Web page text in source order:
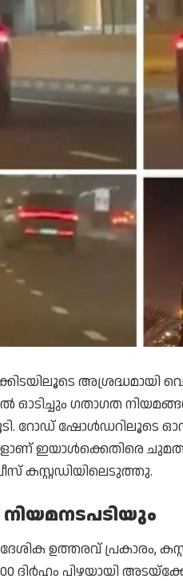
അശ്രദ്ധമായി
ഓടിച്ചും ഗതാഗത
റോഡ് ഷോൾഡറിലൂടെ
ഇയാൾക്കെതിരെ
കസ്റ്റഡിയിലെടുത്തു.
ഉത്തരവ് പ്രകാരം,
ദിർഹം പിഴയായി